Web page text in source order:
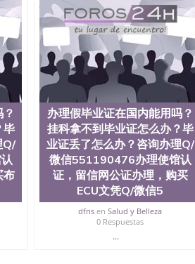
学学院、人文学院、护理学院、科学
，且继续攀升中。纽约大学为学生们
财务、教育、建筑工程、经济、医
、农业、环境污染控制、历史、电气
工程、土木工程、数学、化学、英
物理学、人工智能、商科、金融专业
毕业证成绩单等相关材料； 3、留服
一起去留服递交材料； 5、等待结果，
们对海外大学及学院的毕业证成绩单
LOGO烫金烫银，LOGO烫金烫银复合
原版本文凭对照。质量得到了广大海
，及时掌握各大院校的（毕业证，成
）的版本更新信息， 能够在时间掌握
时间收集到原版实物，以求达到客户
，通过品质和效率不断优化，为您倾
:551190476办理毕业证成绩单、教育
毕
Q/
布
办理假毕业证在国内能用吗？
挂科拿不到毕业证怎么办？毕
业证丢了怎么办？咨询办理Q/
微信551190476办理使馆认
证，留信网公证办理，购买
ECU文凭Q/微信5
dfns enSalud y Belleza
0 Respuestas
...